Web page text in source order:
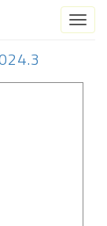
Toggle